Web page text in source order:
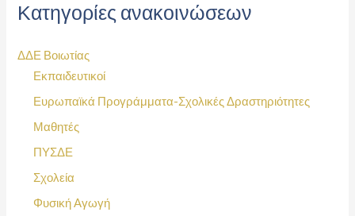
Κατηγορίες ανακοινώσεων
ΔΔΕ Βοιωτίας
Εκπαιδευτικοί
Ευρωπαϊκά Προγράμματα-Σχολικές Δραστηριότητες
Μαθητές
ΠΥΣΔΕ
Σχολεία
Φυσική Αγωγή